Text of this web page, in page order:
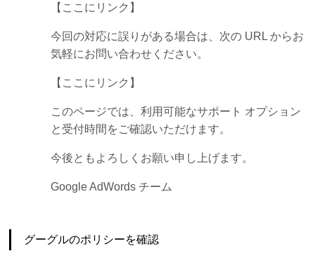
【ここにリンク】
今回の対応に誤りがある場合は、次の URL からお
気軽にお問い合わせください。
【ここにリンク】
このページでは、利用可能なサポート オプション
と受付時間をご確認いただけます。
今後ともよろしくお願い申し上げます。
Google AdWords チーム
グーグルのポリシーを確認